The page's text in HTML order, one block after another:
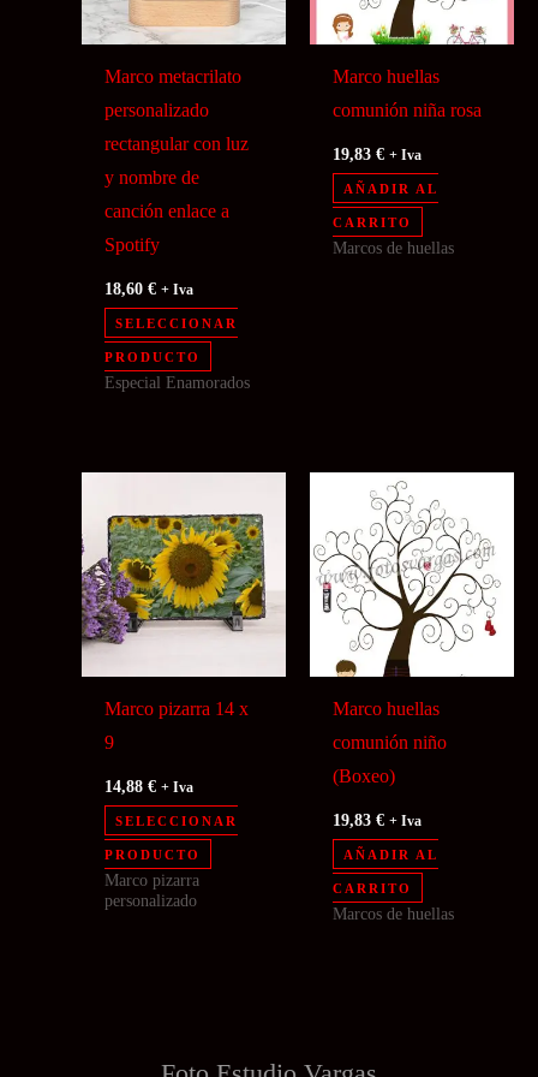
Marco metacrilato
personalizado
rectangular con luz
y nombre de
canción enlace a
Spotify
18,60€ + Iva
SELECCIONAR
PRODUCTO
Especial Enamorados
Marco huellas
comunión niña rosa
19,83€ + Iva
AÑADIR AL
CARRITO
Marcos de huellas
Marco pizarra 14 x
9
14,88€ + Iva
SELECCIONAR
PRODUCTO
Marco pizarra
personalizado
Marco huellas
comunión niño
(Boxeo)
19,83€ + Iva
AÑADIR AL
CARRITO
Marcos de huellas